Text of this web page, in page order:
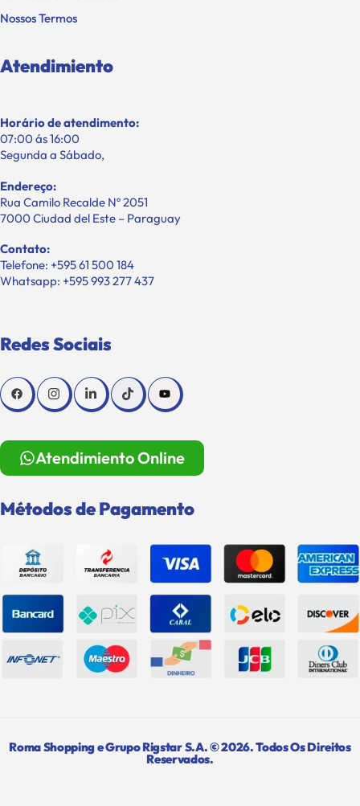
Nossos Termos
Atendimiento
Horário de atendimento:
07:00 ás 16:00
Segunda a Sábado,
Endereço:
Rua Camilo Recalde Nº 2051
7000 Ciudad del Este – Paraguay
Contato:
Telefone: +595 61 500 184
Whatsapp: +595 993 277 437
Redes Sociais
Atendimiento Online
Métodos de Pagamento
Roma Shopping e Grupo Rigstar S.A. © 2026. Todos Os Direitos
Reservados.